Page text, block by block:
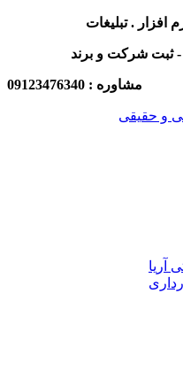
افزار . تبلیغات
ثبت شرکت و برند
مشاوره : 09123476340
آریا